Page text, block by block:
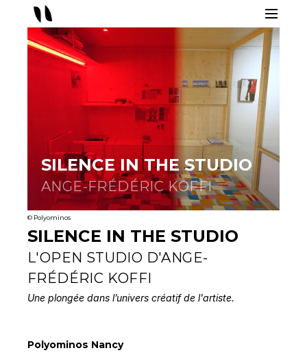
SILENCE IN THE STUDIO
ANGE-FRÉDÉRIC KOFFI
© Polyominos
SILENCE IN THE STUDIO
L'OPEN STUDIO D'ANGE-
FRÉDÉRIC KOFFI
Une plongée dans l’univers créatif de l'artiste.
Polyominos Nancy